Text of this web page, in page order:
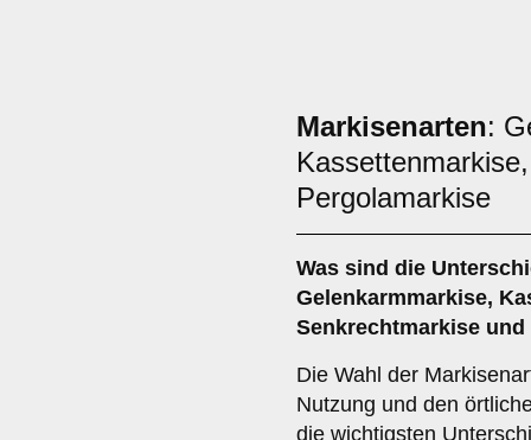
Markisenarten:
Pergolamarkise
Was sind die
Gelenkarmmarkise,
Senkrechtmarkise und
Die Wahl der
Nutzung und den
die wichtigsten